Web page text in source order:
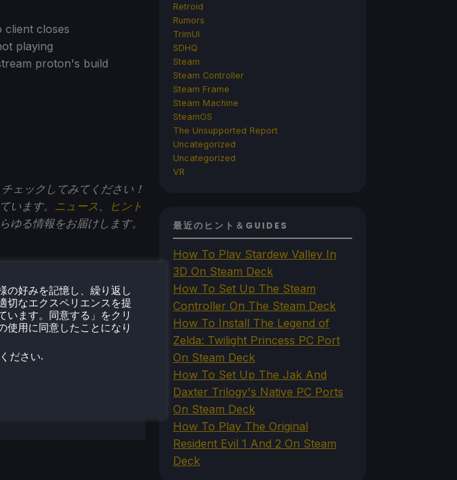
closes
playing
proton's build
ェックしてみてください！
います。 ニュース 、
ヒント
ゆる情報をお届けします。
ゲーム業界への愛と情
く旅行するようにな
ようになった。Steam
ときた。
Retroid
Rumors
TrimUI
SDHQ
Steam
Steam Controller
Steam Frame
Steam Machine
SteamOS
The Unsupported Report
Uncategorized
Uncategorized
VR
最近のヒント＆GUIDES
How To Play Stardew Valley In
3D On Steam Deck
How To Set Up The Steam
Controller On The Steam Deck
How To Install The Legend of
Zelda: Twilight Princess PC Port
On Steam Deck
How To Set Up The Jak And
Daxter Trilogy's Native PC Ports
On Steam Deck
How To Play The Original
Resident Evil 1 And 2 On Steam
Deck
の好みを記憶し、繰り返し
切なエクスペリエンスを提
います。同意する」をクリ
使用に同意したことになり
ださい.